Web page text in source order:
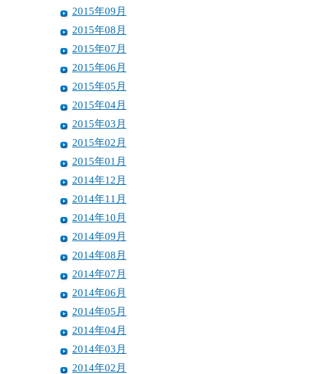
2015年09月
2015年08月
2015年07月
2015年06月
2015年05月
2015年04月
2015年03月
2015年02月
2015年01月
2014年12月
2014年11月
2014年10月
2014年09月
2014年08月
2014年07月
2014年06月
2014年05月
2014年04月
2014年03月
2014年02月